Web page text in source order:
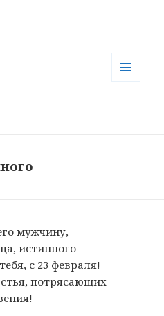
мужчину,
истинного
с 23 февраля!
потрясающих